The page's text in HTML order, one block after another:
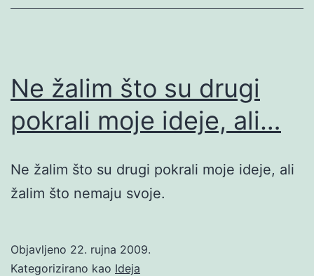
Ne žalim što su drugi
pokrali moje ideje, ali…
Ne žalim što su drugi pokrali moje ideje, ali
žalim što nemaju svoje.
Objavljeno 22. rujna 2009.
Kategorizirano kao Ideja